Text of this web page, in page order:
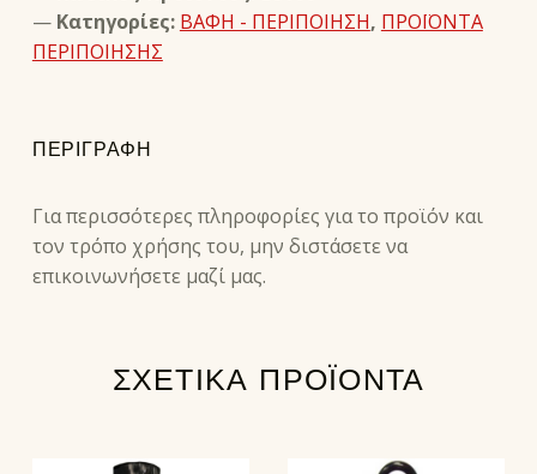
Κατηγορίες: ΒΑΦΗ - ΠΕΡΙΠΟΙΗΣΗ, ΠΡΟΪΟΝΤΑ
ΠΕΡΙΠΟΙΗΣΗΣ
ΠΕΡΙΓΡΑΦΉ
Για περισσότερες πληροφορίες για το προϊόν και
τον τρόπο χρήσης του, μην διστάσετε να
επικοινωνήσετε μαζί μας.
ΣΧΕΤΙΚΆ ΠΡΟΪΌΝΤΑ